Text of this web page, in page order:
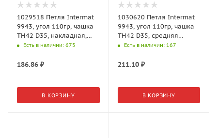
1029518 Петля Intermat
9943, угол 110гр, чашка
TH42 D35, накладная,
B12,5 (для накл. дверей)
Есть в наличии: 675
186.86 ₽
В КОРЗИНУ
1030620 Петля Intermat
9943, угол 110гр, чашка
TH42 D35, средняя
стенка, B3 (для
Есть в наличии: 167
211.10₽
В КОРЗИНУ